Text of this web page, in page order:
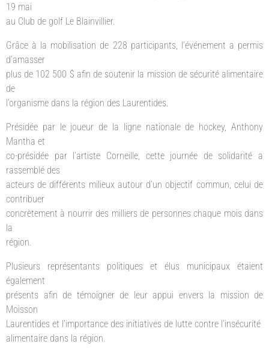
19 mai
au Club de golf Le Blainvillier.
Grâce à la mobilisation de 228 participants, l’événement a permis
d’amasser
plus de 102 500 $ afin de soutenir la mission de sécurité alimentaire
de
l’organisme dans la région des Laurentides.
Présidée par le joueur de la ligne nationale de hockey, Anthony
Mantha et
co-présidée par l’artiste Corneille, cette journée de solidarité a
rassemblé des
acteurs de différents milieux autour d’un objectif commun, celui de
contribuer
concrètement à nourrir des milliers de personnes chaque mois dans
la
région.
Plusieurs représentants politiques et élus municipaux étaient
également
présents afin de témoigner de leur appui envers la mission de
Moisson
Laurentides et l’importance des initiatives de lutte contre l’insécurité
alimentaire dans la région.